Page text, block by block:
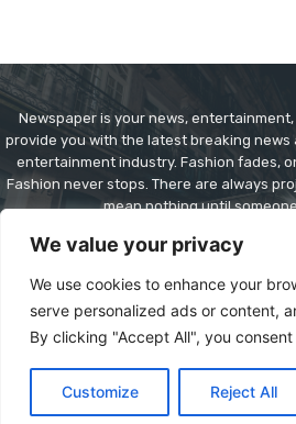
We value your privacy
We use cookies to enhance your
serve personalized ads or content,
By clicking "Accept All", you
Customize Reject All
Newspaper is your news,
provide you with the latest breaking
entertainment industry. Fashion fades,
Fashion never stops. There are always
mean nothing until
Contact us:
© Copyright - Newspaper WordPress
Home
Browse Radio